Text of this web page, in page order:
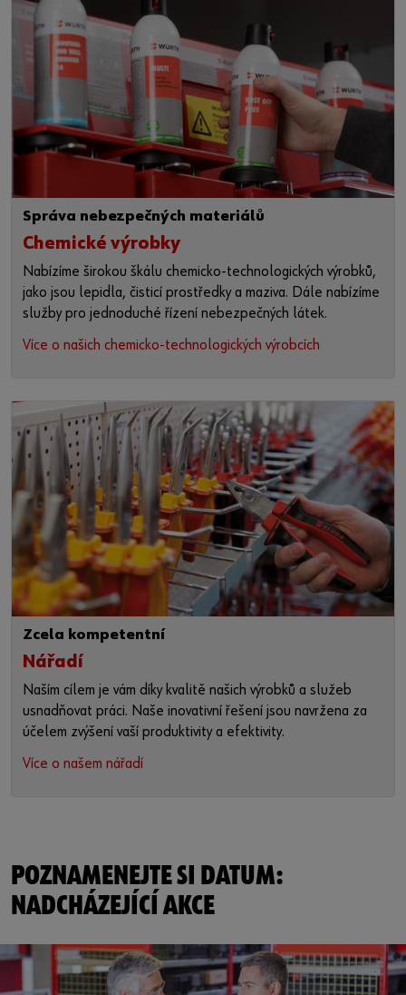
Správa nebezpečných materiálů
Chemické výrobky
Nabízíme širokou škálu chemicko-technologických výrobků,
jako jsou lepidla, čisticí prostředky a maziva. Dále nabízíme
služby pro jednoduché řízení nebezpečných látek.
Více o našich chemicko-technologických výrobcích
Zcela kompetentní
Nářadí
Naším cílem je vám díky kvalitě našich výrobků a služeb
usnadňovat práci. Naše inovativní řešení jsou navržena za
účelem zvýšení vaší produktivity a efektivity.
Více o našem nářadí
POZNAMENEJTE SI DATUM:
NADCHÁZEJÍCÍ AKCE